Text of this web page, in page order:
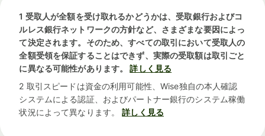
1 受取人が全額を受け取れるかどうかは、受取銀行およびコ
ルレス銀行ネットワークの方針など、さまざまな要因によっ
て決定されます。そのため、すべての取引において受取人の
全額受領を保証することはできず、実際の受取額は取引ごと
に異なる可能性があります。
詳しく見る
2 取引スピードは資金の利用可能性、Wise独自の本人確認
システムによる認証、およびパートナー銀行のシステム稼働
状況によって異なります。
詳しく見る